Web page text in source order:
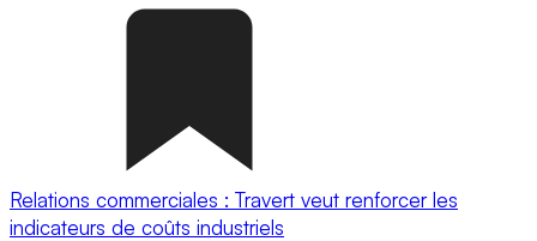
Relations commerciales : Travert veut renforcer les
indicateurs de coûts industriels